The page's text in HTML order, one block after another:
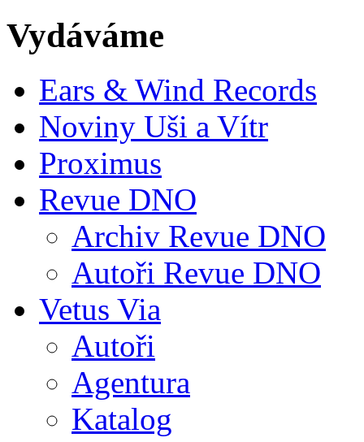
Vydáváme
Ears & Wind Records
Noviny Uši a Vítr
Proximus
Revue DNO
Archiv Revue DNO
Autoři Revue DNO
Vetus Via
Autoři
Agentura
Katalog